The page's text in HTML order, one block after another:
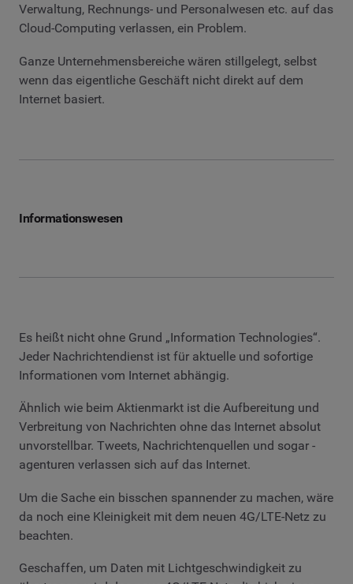
Verwaltung, Rechnungs- und Personalwesen etc. auf das
Cloud-Computing verlassen, ein Problem.
Ganze Unternehmensbereiche wären stillgelegt, selbst
wenn das eigentliche Geschäft nicht direkt auf dem
Internet basiert.
Informationswesen
Es heißt nicht ohne Grund „Information Technologies“.
Jeder Nachrichtendienst ist für aktuelle und sofortige
Informationen vom Internet abhängig.
Ähnlich wie beim Aktienmarkt ist die Aufbereitung und
Verbreitung von Nachrichten ohne das Internet absolut
unvorstellbar. Tweets, Nachrichtenquellen und sogar -
agenturen verlassen sich auf das Internet.
Um die Sache ein bisschen spannender zu machen, wäre
da noch eine Kleinigkeit mit dem neuen 4G/LTE-Netz zu
beachten.
Geschaffen, um Daten mit Lichtgeschwindigkeit zu